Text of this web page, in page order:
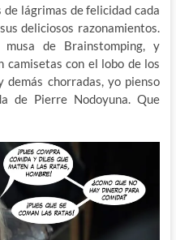
lágrimas de felicidad cada
deliciosos razonamientos.
de Brainstomping, y
camisetas con el lobo de los
chorradas, yo pienso
de Pierre Nodoyuna. Que